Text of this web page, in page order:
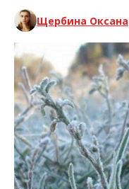
Щербина Оксана